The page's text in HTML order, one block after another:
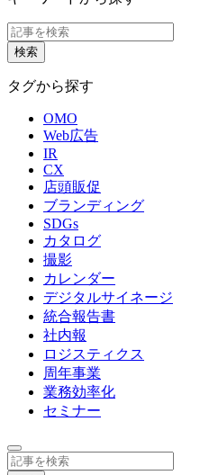
タグから探す
OMO
Web広告
IR
CX
店頭販促
ブランディング
SDGs
カタログ
撮影
カレンダー
デジタルサイネージ
統合報告書
社内報
ロジスティクス
周年事業
業務効率化
セミナー